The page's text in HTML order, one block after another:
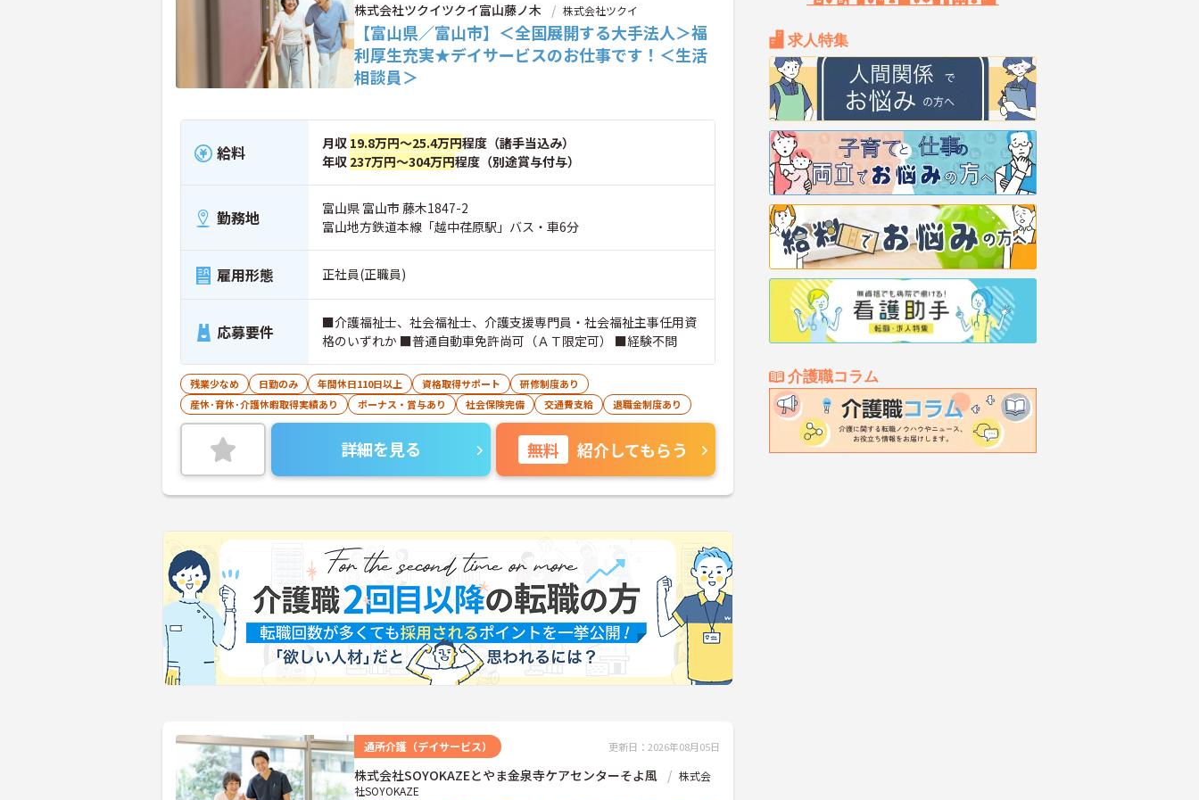
求人特集
介護職コラム
株式会社ツクイツクイ富山藤ノ木 株式会社ツクイ
【富山県／富山市】＜全国展開する大手法人＞福
利厚生充実★デイサービスのお仕事です！＜生活
相談員＞
給料 月収 19.8万円～25.4万円程度（諸手当込み）
年収 237万円～304万円程度（別途賞与付与）
勤務地
富山県 富山市 藤木1847-2
富山地方鉄道本線「越中荏原駅」バス・車6分
雇用形態 正社員(正職員)
応募要件
■介護福祉士、社会福祉士、介護支援専門員・社会福祉主事任用資
格のいずれか ■普通自動車免許尚可（ＡＴ限定可） ■経験不問
残業少なめ 日勤のみ 年間休日110日以上 資格取得サポート
研修制度あり
産休･育休･介護休暇取得実績あり
ボーナス・賞与あり 社会保険完備 交通費支給 退職金制度あり
詳細を見る 無料 紹介してもらう
通所介護（デイサービス） 更新日：2026年08月05日
株式会社SOYOKAZEとやま金泉寺ケアセンターそよ風
株式会
社SOYOKAZE